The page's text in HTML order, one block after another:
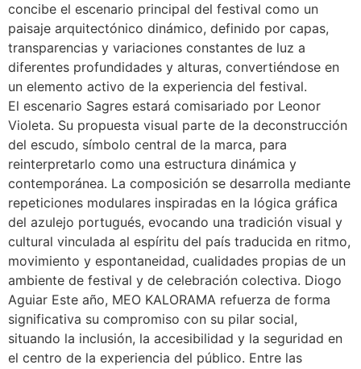
concibe el escenario principal del festival como un
paisaje arquitectónico dinámico, definido por capas,
transparencias y variaciones constantes de luz a
diferentes profundidades y alturas, convertiéndose en
un elemento activo de la experiencia del festival.
El escenario Sagres estará comisariado por Leonor
Violeta. Su propuesta visual parte de la deconstrucción
del escudo, símbolo central de la marca, para
reinterpretarlo como una estructura dinámica y
contemporánea. La composición se desarrolla mediante
repeticiones modulares inspiradas en la lógica gráfica
del azulejo portugués, evocando una tradición visual y
cultural vinculada al espíritu del país traducida en ritmo,
movimiento y espontaneidad, cualidades propias de un
ambiente de festival y de celebración colectiva. Diogo
Aguiar Este año, MEO KALORAMA refuerza de forma
significativa su compromiso con su pilar social,
situando la inclusión, la accesibilidad y la seguridad en
el centro de la experiencia del público. Entre las